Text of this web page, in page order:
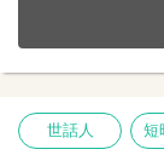
【仕事内容】生
〇食事や入浴の準
〇記録の記入など
※初めての方は先
世話人 短